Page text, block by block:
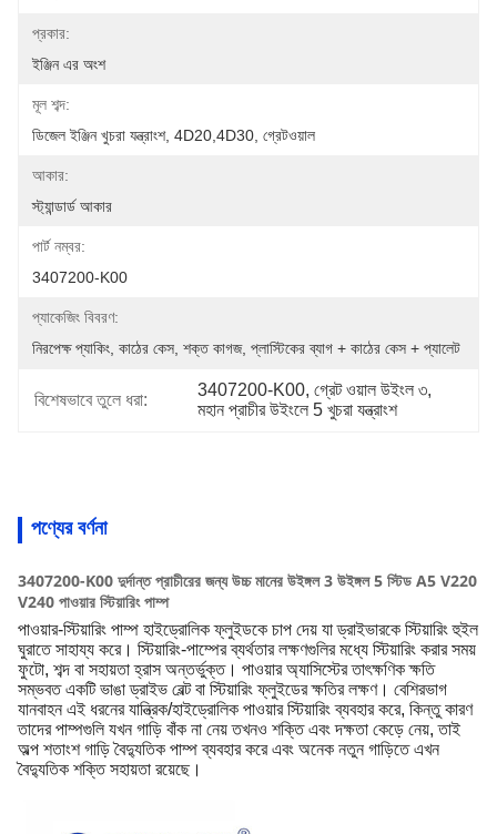
প্রকার:
ইঞ্জিন এর অংশ
মূল শব্দ:
ডিজেল ইঞ্জিন খুচরা যন্ত্রাংশ, 4D20,4D30, গ্রেটওয়াল
আকার:
স্ট্যান্ডার্ড আকার
পার্ট নম্বর:
3407200-K00
প্যাকেজিং বিবরণ:
নিরপেক্ষ প্যাকিং, কাঠের কেস, শক্ত কাগজ, প্লাস্টিকের ব্যাগ + কাঠের কেস + প্যালেট
বিশেষভাবে তুলে ধরা:
3407200-K00, গ্রেট ওয়াল উইংল ৩,
মহান প্রাচীর উইংলে 5 খুচরা যন্ত্রাংশ
পণ্যের বর্ণনা
3407200-K00 দুর্দান্ত প্রাচীরের জন্য উচ্চ মানের উইঙ্গল 3 উইঙ্গল 5 স্টিড A5 V220
V240 পাওয়ার স্টিয়ারিং পাম্প
পাওয়ার-স্টিয়ারিং পাম্প হাইড্রোলিক ফ্লুইডকে চাপ দেয় যা ড্রাইভারকে স্টিয়ারিং হুইল
ঘুরাতে সাহায্য করে। স্টিয়ারিং-পাম্পের ব্যর্থতার লক্ষণগুলির মধ্যে স্টিয়ারিং করার সময়
ফুটো, শব্দ বা সহায়তা হ্রাস অন্তর্ভুক্ত। পাওয়ার অ্যাসিস্টের তাৎক্ষণিক ক্ষতি
সম্ভবত একটি ভাঙা ড্রাইভ বেল্ট বা স্টিয়ারিং ফ্লুইডের ক্ষতির লক্ষণ। বেশিরভাগ
যানবাহন এই ধরনের যান্ত্রিক/হাইড্রোলিক পাওয়ার স্টিয়ারিং ব্যবহার করে, কিন্তু কারণ
তাদের পাম্পগুলি যখন গাড়ি বাঁক না নেয় তখনও শক্তি এবং দক্ষতা কেড়ে নেয়, তাই
অল্প শতাংশ গাড়ি বৈদ্যুতিক পাম্প ব্যবহার করে এবং অনেক নতুন গাড়িতে এখন
বৈদ্যুতিক শক্তি সহায়তা রয়েছে।